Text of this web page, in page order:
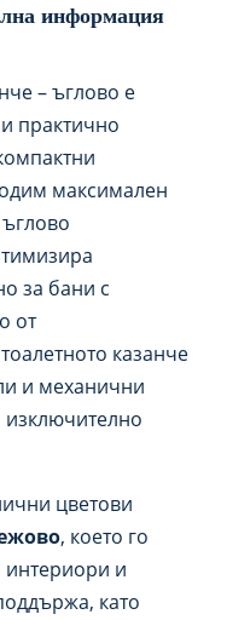
информация
– ъглово е
практично
максимален
за бани с
от
казанче
и механични
изключително
цветови
, което го
интериори и
като